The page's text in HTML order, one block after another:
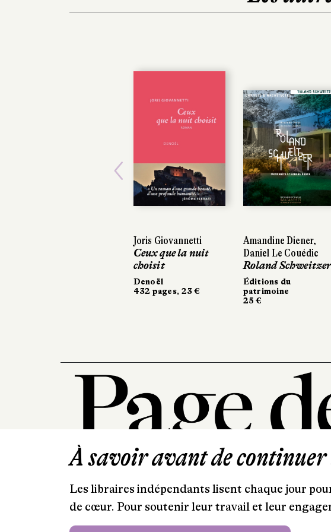
Joris Giovannetti
Ceux que la nuit
choisit
Denoël
432 pages, 23 €
Amandine Diener,
Daniel Le Couédic
Roland Schweitzer
Éditions du
patrimoine
25 €
Amandine Diener,
Daniel Le Couédic
Roland Schweitzer
Éditions du
patrimoine
25 €
Previous
À savoir avant de
Les libraires indépendants lisent chaque jour
de cœur. Pour soutenir leur travail et leur